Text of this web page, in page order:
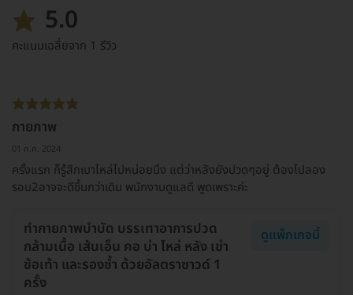
5.0
คะแนนเฉลี่ยจาก 1 รีวิว
กายภาพ
01 ก.ค. 2024
ครั้งแรก ก็รู้สึกเบาไหล่ไปหน่อยนึง แต่ว่าหลังยังปวดๆอยู่ ต้องไปลอง
รอบ2อาจจะดีขึ้นกว่าเดิม พนักงานดูแลดี พูดเพราะค่ะ
ทำกายภาพบำบัด บรรเทาอาการปวด
กล้ามเนื้อ เส้นเอ็น คอ บ่า ไหล่ หลัง เข่า
ข้อเท้า และรองช้ำ ด้วยอัลตราซาวด์ 1
ครั้ง
ดูแพ็กเกจนี้